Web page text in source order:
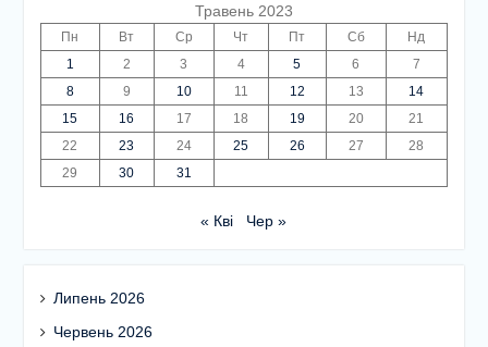
Травень 2023
Пн Вт Ср Чт Пт Сб
Нд
1
2 3 4 5 6
7
8
9 10 11 12 13
14
15
16 17 18 19 20
21
22
23 24 25 26 27
28
29
30 31
« Кві Чер »
Липень 2026
Червень 2026